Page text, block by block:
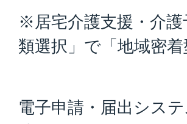
※居宅介護支援・介
類選択」で「地域密
電子申請・届出シス